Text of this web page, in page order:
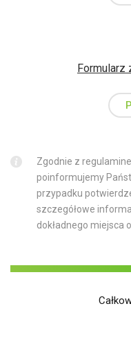
Formularz
Zgodnie z
poinformujemy
przypadku
szczegółowe
dokładnego miejsca